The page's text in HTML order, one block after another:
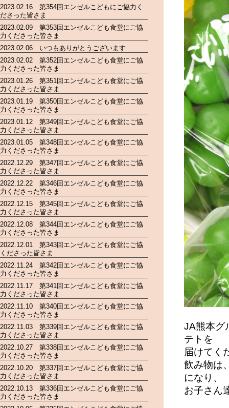
JA熊本グ
テトを
届けてく
飲み物は
になり、
お子さん
2023.02.16 第354回エンゼルこどもにご協力く
ださった皆さま
2023.02.09 第353回エンゼルこども食堂にご協
力くださった皆さま
2023.02.06 いつもありがとうございます
2023.02.02 第352回エンゼルこども食堂にご協
力くださった皆さま
2023.01.26 第351回エンゼルこども食堂にご協
力くださった皆さま
2023.01.19 第350回エンゼルこども食堂にご協
力くださった皆さま
2023.01.12 第349回エンゼルこども食堂にご協
力くださった皆さま
2023.01.05 第348回エンゼルこども食堂にご協
力くださった皆さま
2022.12.29 第347回エンゼルこども食堂にご協
力くださった皆さま
2022.12.22 第346回エンゼルこども食堂にご協
力くださった皆さま
2022.12.15 第345回エンゼルこども食堂にご協
力くださった皆さま
2022.12.08 第344回エンゼルこども食堂にご協
力くださった皆さま
2022.12.01 第343回エンゼルこども食堂にご協
くださった皆さま
2022.11.24 第342回エンゼルこども食堂にご協
力くださった皆さま
2022.11.17 第341回エンゼルこども食堂にご協
力くださった皆さま
2022.11.10 第340回エンゼルこども食堂にご協
力くださった皆さま
2022.11.03 第339回エンゼルこども食堂にご協
力くださった皆さま
2022.10.27 第338回エンゼルこども食堂にご協
力くださった皆さま
2022.10.20 第337回エンゼルこども食堂にご協
力くださった皆さま
2022.10.13 第336回エンゼルこども食堂にご協
力くださった皆さま